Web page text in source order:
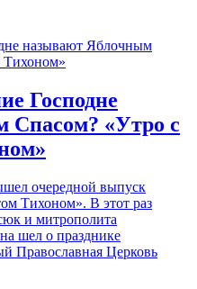
Господне
Спасом? «Утро с
очередной выпуск
Тихоном». В этот раз
и митрополита
шел о празднике
Православная Церковь